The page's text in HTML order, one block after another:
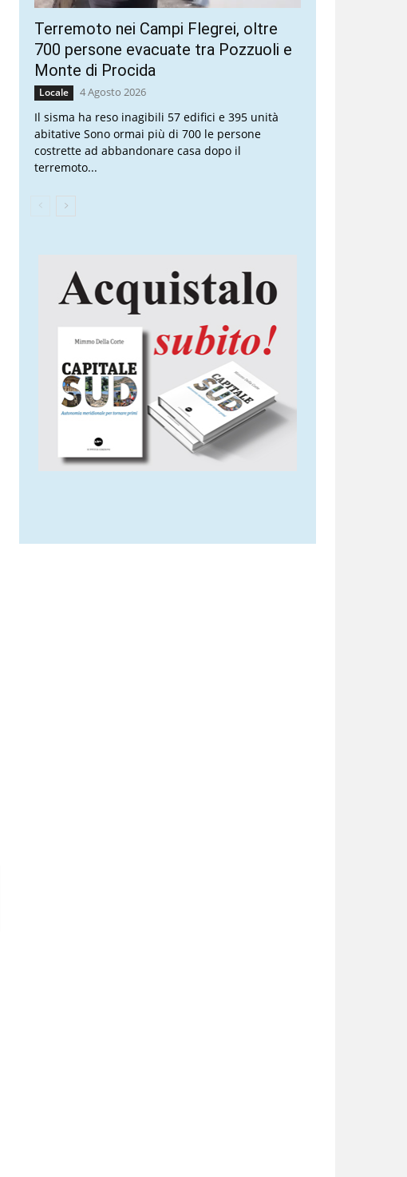
Terremoto nei Campi Flegrei, oltre
700 persone evacuate tra Pozzuoli e
Monte di Procida
Locale 4 Agosto 2026
Il sisma ha reso inagibili 57 edifici e 395 unità
abitative Sono ormai più di 700 le persone
costrette ad abbandonare casa dopo il
terremoto...